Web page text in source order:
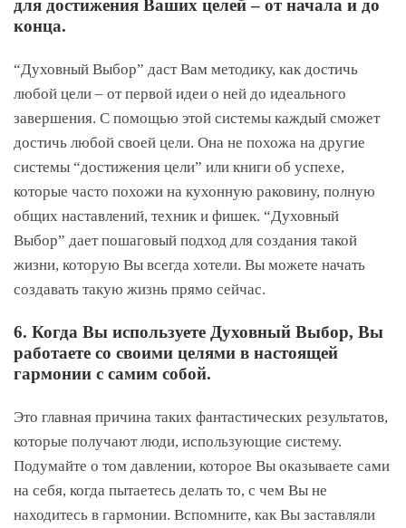
для достижения Ваших целей – от начала и до
конца.
“Духовный Выбор” даст Вам методику, как достичь
любой цели – от первой идеи о ней до идеального
завершения. С помощью этой системы каждый сможет
достичь любой своей цели. Она не похожа на другие
системы “достижения цели” или книги об успехе,
которые часто похожи на кухонную раковину, полную
общих наставлений, техник и фишек. “Духовный
Выбор” дает пошаговый подход для создания такой
жизни, которую Вы всегда хотели. Вы можете начать
создавать такую жизнь прямо сейчас.
6. Когда Вы используете Духовный Выбор, Вы
работаете со своими целями в настоящей
гармонии с самим собой.
Это главная причина таких фантастических результатов,
которые получают люди, использующие систему.
Подумайте о том давлении, которое Вы оказываете сами
на себя, когда пытаетесь делать то, с чем Вы не
находитесь в гармонии. Вспомните, как Вы заставляли